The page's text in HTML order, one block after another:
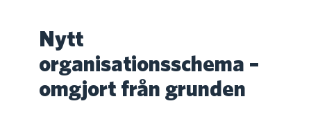
Nytt
organisationsschema –
omgjort från grunden